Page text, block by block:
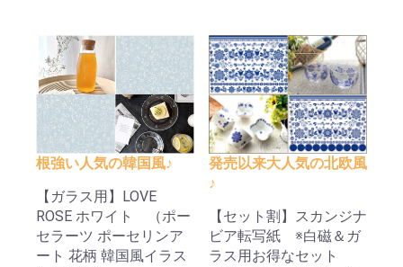
根強い人気の韓国風♪
【ガラス用】LOVE
ROSE ホワイト （ポー
セラーツ ポーセリンア
ート 花柄 韓国風イラス
発売以来大人気の北欧風
♪
【セット割】スカンジナ
ビア転写紙 ※白磁＆ガ
ラス用お得なセット